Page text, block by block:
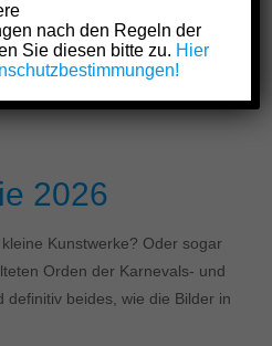
2026
Kunstwerke? Oder sogar
Orden der Karnevals- und
definitiv beides, wie die Bilder in
nach den Regeln der
Sie diesen bitte zu. Hier